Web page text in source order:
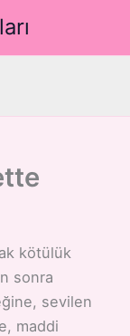
kötülük
sonra
sevilen
maddi